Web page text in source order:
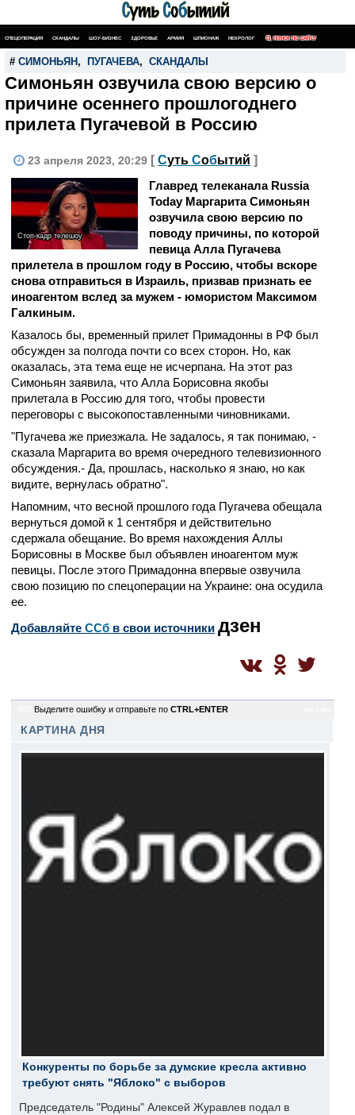
СПЕЦОПЕРАЦИЯ СКАНДАЛЫ ШОУ-БИЗНЕС ЗДОРОВЬЕ АРМИЯ ШПИОНАЖ НЕКРОЛОГ ПОИСК ПО САЙТУ
# СИМОНЬЯН , ПУГАЧЕВА, СКАНДАЛЫ
Симоньян озвучила свою версию о
причине осеннего прошлогоднего
прилета Пугачевой в Россию
23 апреля 2023, 20:29 [ Суть Событий ]
Стоп-кадр телешоу
Главред телеканала Russia
Today Маргарита Симоньян
озвучила свою версию по
поводу причины, по которой
певица Алла Пугачева
прилетела в прошлом году в Россию, чтобы вскоре
снова отправиться в Израиль, призвав признать ее
иноагентом вслед за мужем - юмористом Максимом
Галкиным.
Казалось бы, временный прилет Примадонны в РФ был
обсужден за полгода почти со всех сторон. Но, как
оказалась, эта тема еще не исчерпана. На этот раз
Симоньян заявила, что Алла Борисовна якобы
прилетала в Россию для того, чтобы провести
переговоры с высокопоставленными чиновниками.
"Пугачева же приезжала. Не задалось, я так понимаю, -
сказала Маргарита во время очередного телевизионного
обсуждения.- Да, прошлась, насколько я знаю, но как
видите, вернулась обратно".
Напомним, что весной прошлого года Пугачева обещала
вернуться домой к 1 сентября и действительно
сдержала обещание. Во время нахождения Аллы
Борисовны в Москве был объявлен иноагентом муж
певицы. После этого Примадонна впервые озвучила
свою позицию по спецоперации на Украине: она осудила
ее.
Добавляйте CСб в свои источники дзен
Выделите ошибку и отправьте по CTRL+ENTER
КАРТИНА ДНЯ
Конкуренты по борьбе за думские кресла активно
требуют снять "Яблоко" с выборов
Председатель "Родины" Алексей Журавлев подал в